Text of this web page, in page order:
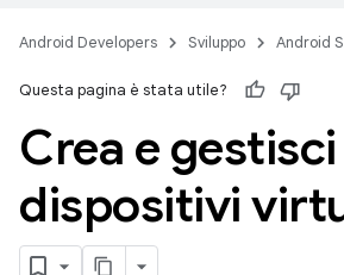
Android Developers Sviluppo Android
Questa pagina è stata utile?
Crea e gestisci
dispositivi